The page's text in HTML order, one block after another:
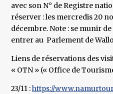
avec son N° de Registre
réserver : les mercredis 20
décembre. Note : se munir
entrer au Parlement de
Liens de réservations des
« OTN » (« Office de
23/11 :https://